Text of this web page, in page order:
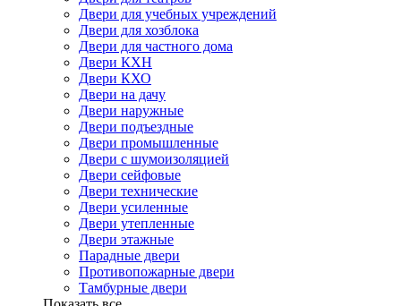
Двери для учебных учреждений
Двери для хозблока
Двери для частного дома
Двери КХН
Двери КХО
Двери на дачу
Двери наружные
Двери подъездные
Двери промышленные
Двери с шумоизоляцией
Двери сейфовые
Двери технические
Двери усиленные
Двери утепленные
Двери этажные
Парадные двери
Противопожарные двери
Тамбурные двери